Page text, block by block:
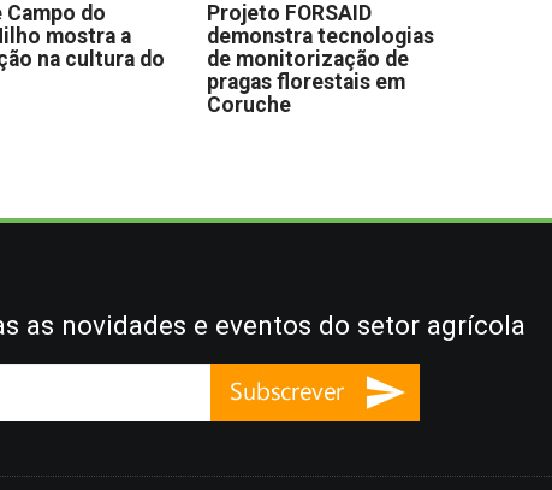
Campo do
mostra a
na cultura do
Projeto FORSAID
demonstra tecnologias
de monitorização de
pragas florestais em
Coruche
as novidades e eventos do setor agrícola